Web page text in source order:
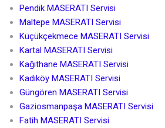
Pendik MASERATI Servisi
Maltepe MASERATI Servisi
Küçükçekmece MASERATI Servisi
Kartal MASERATI Servisi
Kağıthane MASERATI Servisi
Kadıköy MASERATI Servisi
Güngören MASERATI Servisi
Gaziosmanpaşa MASERATI Servisi
Fatih MASERATI Servisi